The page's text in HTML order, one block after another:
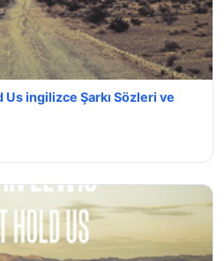
Us ingilizce Şarkı Sözleri ve